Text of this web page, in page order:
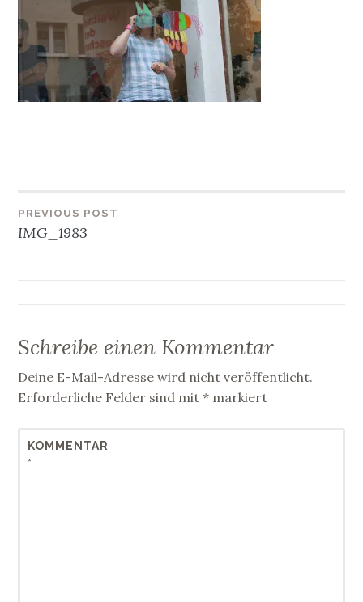
Beitragsnavigation
PREVIOUS POST
IMG_1983
Schreibe einen Kommentar
Deine E-Mail-Adresse wird nicht veröffentlicht.
Erforderliche Felder sind mit* markiert
KOMMENTAR
*